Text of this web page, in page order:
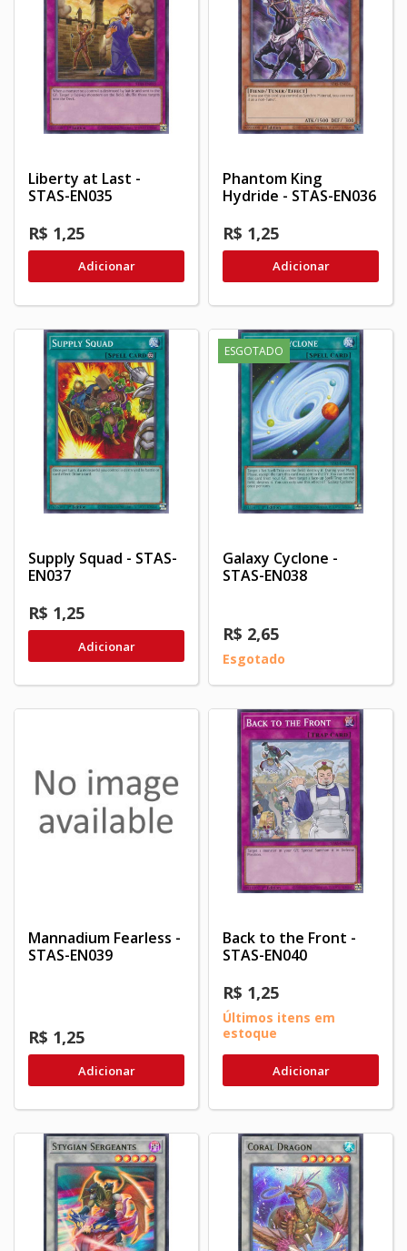
Liberty at Last -
STAS-EN035
R$ 1,25
Adicionar
Phantom King
Hydride - STAS-EN036
R$ 1,25
Adicionar
Supply Squad - STAS-
EN037
R$ 1,25
Adicionar
ESGOTADO
Galaxy Cyclone -
STAS-EN038
R$ 2,65
Esgotado
Mannadium Fearless -
STAS-EN039
R$ 1,25
Adicionar
Back to the Front -
STAS-EN040
R$ 1,25
Últimos itens em
estoque
Adicionar